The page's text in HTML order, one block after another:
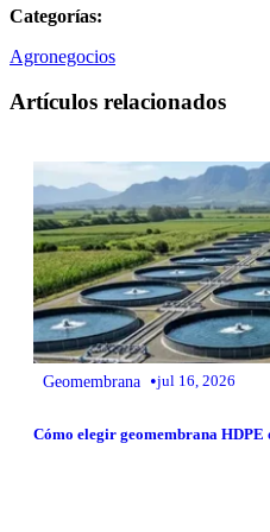
Categorías:
Agronegocios
Artículos relacionados
Geomembrana •jul 16, 2026
Cómo elegir geomembrana HDPE